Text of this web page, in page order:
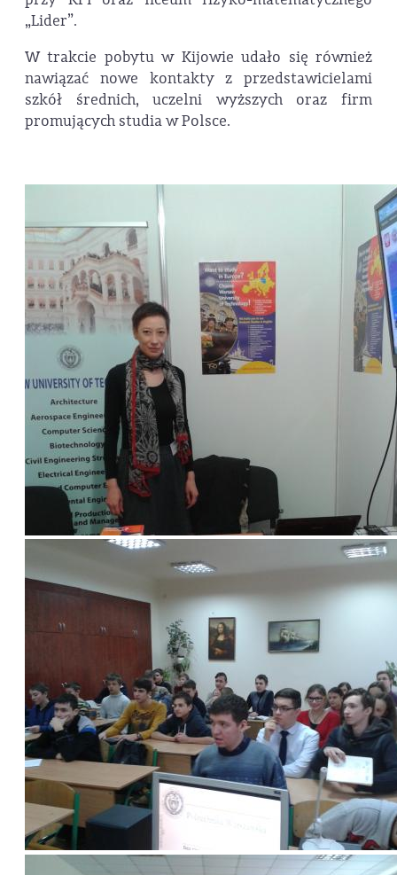
„Lider”.
W trakcie pobytu w Kijowie udało się również
nawiązać nowe kontakty z przedstawicielami
szkół średnich, uczelni wyższych oraz firm
promujących studia w Polsce.